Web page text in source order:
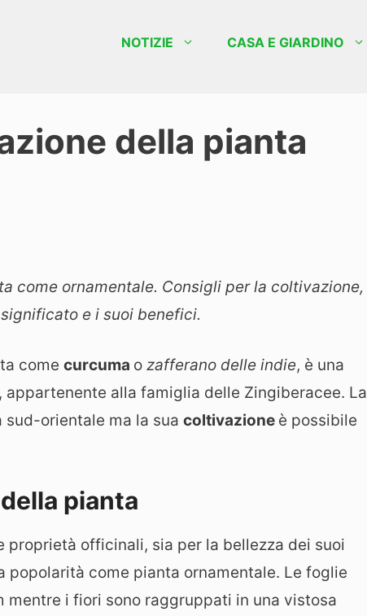
NOTIZIE CASA E GIARDINO
della pianta
come ornamentale. Consigli per la coltivazione,
e i suoi benefici.
come curcuma o zafferano delle indie, è una
alla famiglia delle Zingiberacee. La
sud-orientale ma la sua coltivazione è possibile
pianta
proprietà officinali, sia per la bellezza dei suoi
come pianta ornamentale. Le foglie
mentre i fiori sono raggruppati in una vistosa